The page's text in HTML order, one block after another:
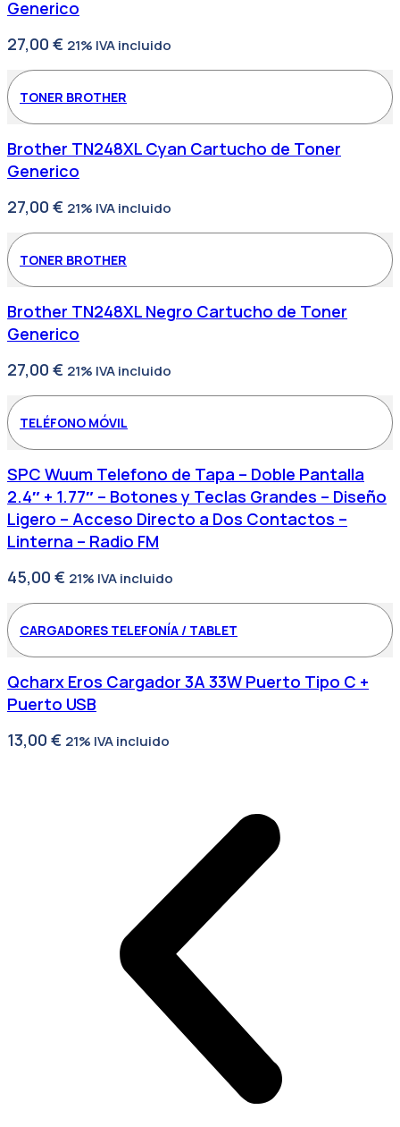
Generico
27,00 € 21% IVA incluido
TONER BROTHER
Brother TN248XL Cyan Cartucho de Toner
Generico
27,00 € 21% IVA incluido
TONER BROTHER
Brother TN248XL Negro Cartucho de Toner
Generico
27,00 € 21% IVA incluido
TELÉFONO MÓVIL
SPC Wuum Telefono de Tapa – Doble Pantalla
2.4″ + 1.77″ – Botones y Teclas Grandes – Diseño
Ligero – Acceso Directo a Dos Contactos –
Linterna – Radio FM
45,00 € 21% IVA incluido
CARGADORES TELEFONÍA / TABLET
Qcharx Eros Cargador 3A 33W Puerto Tipo C +
Puerto USB
13,00 € 21% IVA incluido